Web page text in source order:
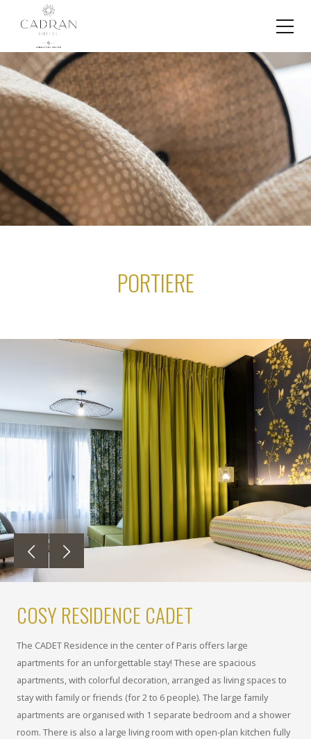
PORTIERE
COSY RESIDENCE CADET
The CADET Residence in the center of Paris offers large
apartments for an unforgettable stay! These are spacious
apartments, with colorful decoration, arranged as living spaces to
stay with family or friends (for 2 to 6 people). The large family
apartments are organised with 1 separate bedroom and a shower
room. There is also a large living room with open-plan kitchen fully